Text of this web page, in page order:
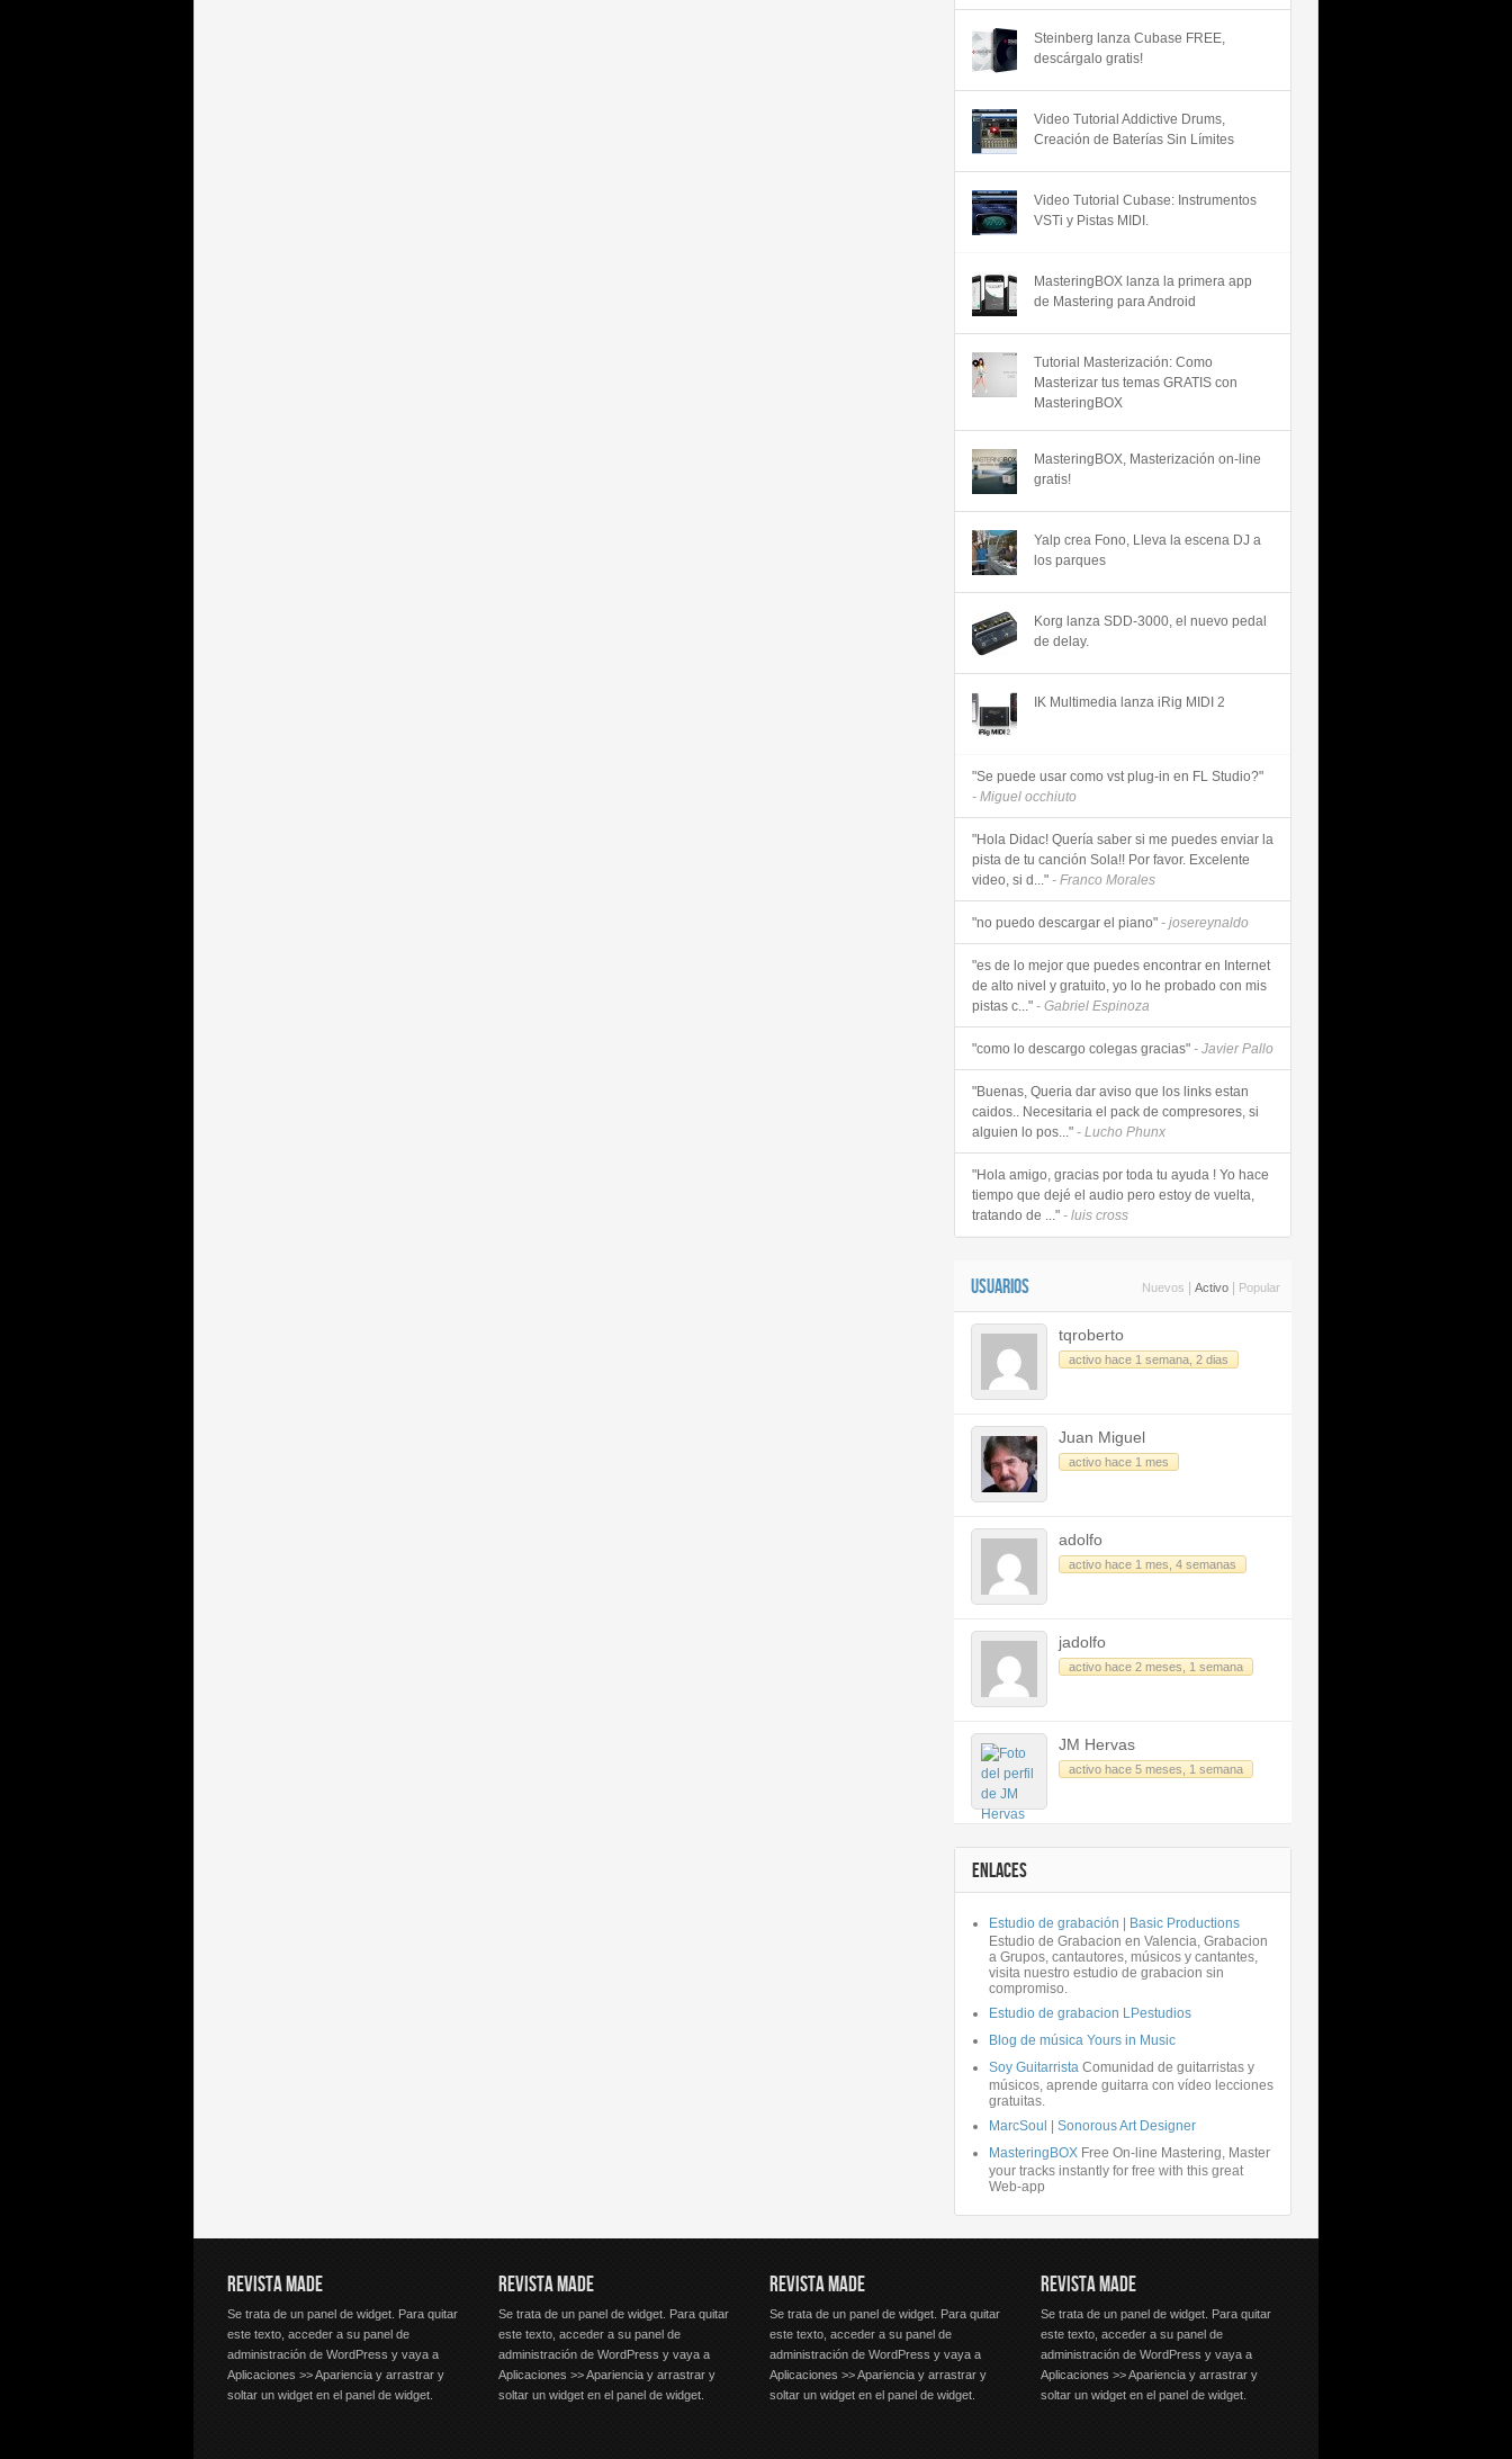
Steinberg lanza Cubase FREE,
descárgalo gratis!
Video Tutorial Addictive Drums,
Creación de Baterías Sin Límites
Video Tutorial Cubase: Instrumentos
VSTi y Pistas MIDI.
MasteringBOX lanza la primera app
de Mastering para Android
Tutorial Masterización: Como
Masterizar tus temas GRATIS con
MasteringBOX
MasteringBOX, Masterización on-line
gratis!
Yalp crea Fono, Lleva la escena DJ a
los parques
Korg lanza SDD-3000, el nuevo pedal
de delay.
IK Multimedia lanza iRig MIDI 2
"Se puede usar como vst plug-in en FL Studio?"
- Miguel occhiuto
"Hola Didac! Quería saber si me puedes enviar la
pista de tu canción Sola!! Por favor. Excelente
video, si d..." - Franco Morales
"no puedo descargar el piano" - josereynaldo
"es de lo mejor que puedes encontrar en Internet
de alto nivel y gratuito, yo lo he probado con mis
pistas c..." - Gabriel Espinoza
"como lo descargo colegas gracias" - Javier Pallo
"Buenas, Queria dar aviso que los links estan
caidos.. Necesitaria el pack de compresores, si
alguien lo pos..." - Lucho Phunx
"Hola amigo, gracias por toda tu ayuda ! Yo hace
tiempo que dejé el audio pero estoy de vuelta,
tratando de ..." - luis cross
USUARIOS Nuevos Activo Popular
tqroberto
activo hace 1 semana, 2 dias
Juan Miguel
activo hace 1 mes
adolfo
activo hace 1 mes, 4 semanas
jadolfo
activo hace 2 meses, 1 semana
JM Hervas
activo hace 5 meses, 1 semana
ENLACES
Estudio de grabación | Basic Productions
Estudio de Grabacion en Valencia, Grabacion
a Grupos, cantautores, músicos y cantantes,
visita nuestro estudio de grabacion sin
compromiso.
Estudio de grabacion LPestudios
Blog de música Yours in Music
Soy Guitarrista Comunidad de guitarristas y
músicos, aprende guitarra con vídeo lecciones
gratuitas.
MarcSoul | Sonorous Art Designer
MasteringBOX Free On-line Mastering, Master
your tracks instantly for free with this great
Web-app
REVISTA MADE
Se trata de un panel de widget. Para quitar
este texto, acceder a su panel de
administración de WordPress y vaya a
Aplicaciones >> Apariencia y arrastrar y
soltar un widget en el panel de widget.
REVISTA MADE
Se trata de un panel de widget. Para quitar
este texto, acceder a su panel de
administración de WordPress y vaya a
Aplicaciones >> Apariencia y arrastrar y
soltar un widget en el panel de widget.
REVISTA MADE
Se trata de un panel de widget. Para quitar
este texto, acceder a su panel de
administración de WordPress y vaya a
Aplicaciones >> Apariencia y arrastrar y
soltar un widget en el panel de widget.
REVISTA MADE
Se trata de un panel de widget. Para quitar
este texto, acceder a su panel de
administración de WordPress y vaya a
Aplicaciones >> Apariencia y arrastrar y
soltar un widget en el panel de widget.